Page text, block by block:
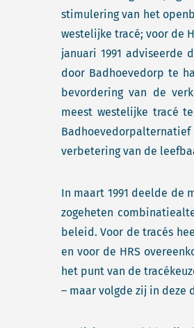
stimulering van het
westelijke tracé; voor de
januari 1991 adviseerde
door Badhoevedorp te
bevordering van de
meest westelijke tracé
verbetering van de
In maart 1991 deelde de
zogeheten
beleid. Voor de tracés
en voor de HRS
het punt van de
– maar volgde zij in deze